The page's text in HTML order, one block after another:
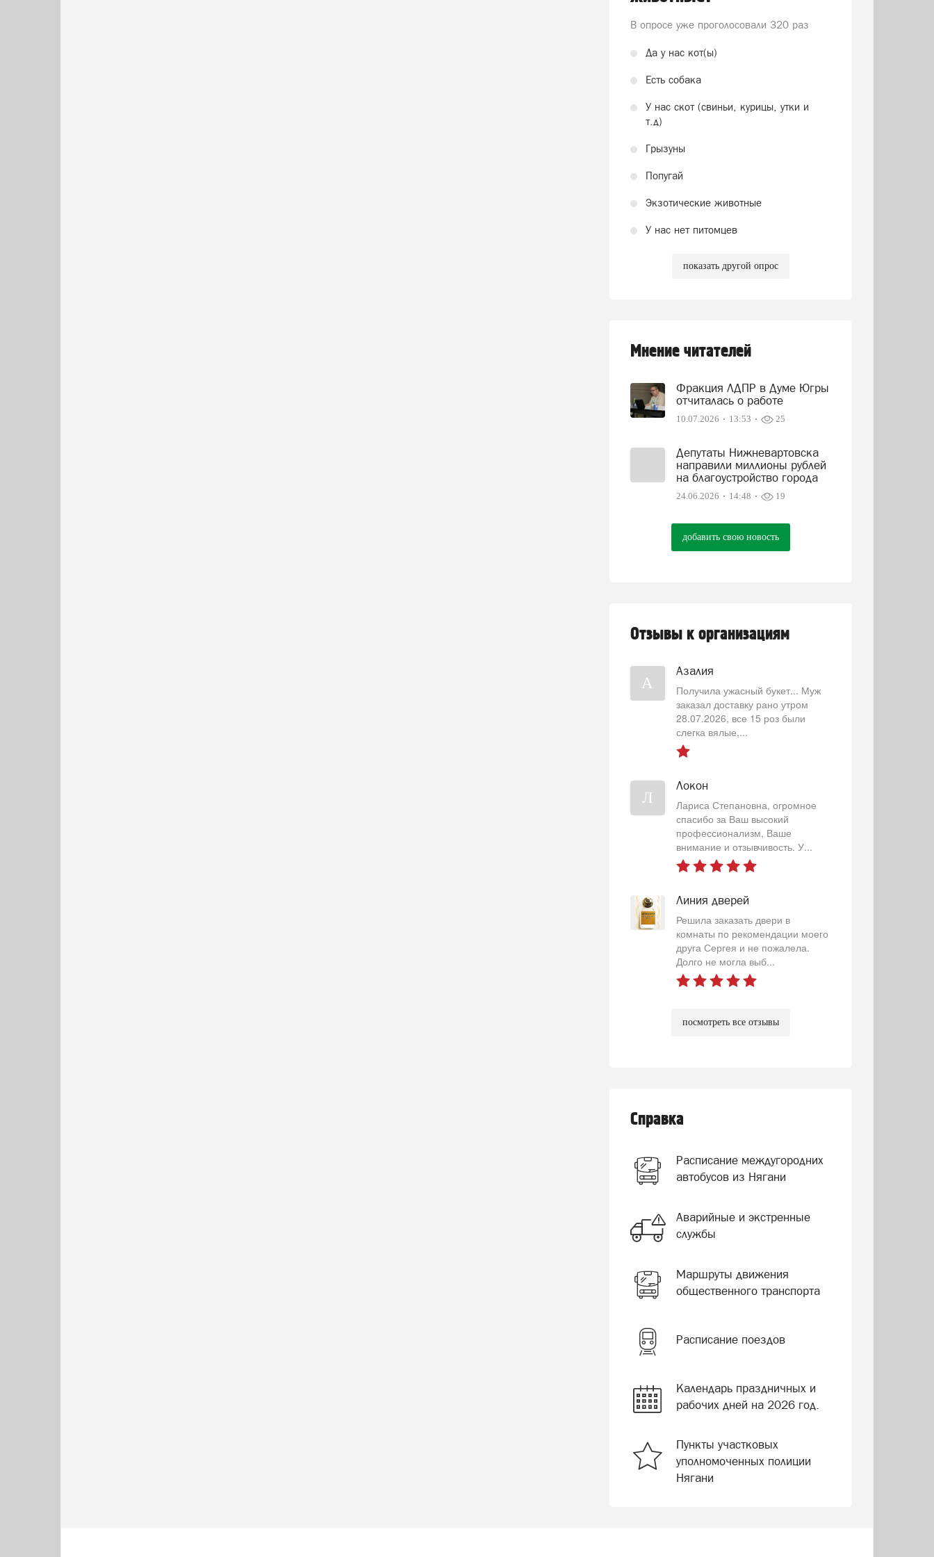
В опросе уже проголосовали 320 раз
Да у нас кот(ы)
Есть собака
У нас скот (свиньи, курицы, утки и
т.д)
Грызуны
Попугай
Экзотические животные
У нас нет питомцев
показать другой опрос
Мнение читателей
Фракция ЛДПР в Думе Югры
отчиталась о работе
10.07.2026 13:53 25
Депутаты Нижневартовска
направили миллионы рублей
на благоустройство города
24.06.2026 14:48 19
добавить свою новость
Отзывы к организациям
А
Азалия
Получила ужасный букет... Муж
заказал доставку рано утром
28.07.2026, все 15 роз были
слегка вялые,...
Л
Локон
Лариса Степановна, огромное
спасибо за Ваш высокий
профессионализм, Ваше
внимание и отзывчивость. У...
Линия дверей
Решила заказать двери в
комнаты по рекомендации моего
друга Сергея и не пожалела.
Долго не могла выб...
посмотреть все отзывы
Справка
Расписание междугородних
автобусов из Нягани
Аварийные и экстренные
службы
Маршруты движения
общественного транспорта
Расписание поездов
Календарь праздничных и
рабочих дней на 2026 год.
Пункты участковых
уполномоченных полиции
Нягани